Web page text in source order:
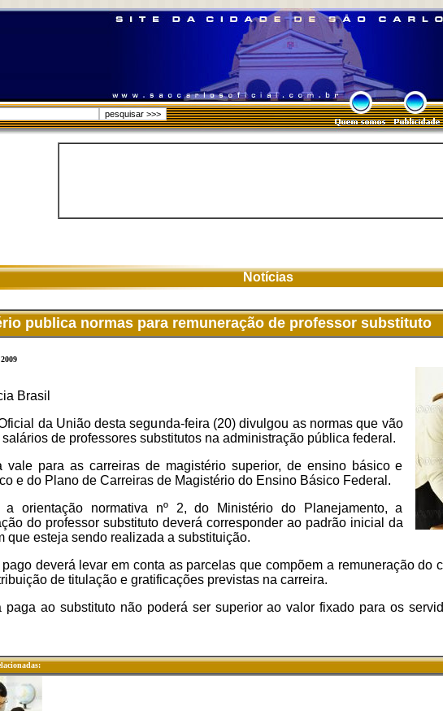
Notícias
publica normas para remuneração de professor substituto
Brasil
da União desta segunda-feira (20) divulgou as normas que vão
de professores substitutos na administração pública federal.
vale para as carreiras de magistério superior, de ensino básico e
e do Plano de Carreiras de Magistério do Ensino Básico Federal.
a orientação normativa nº 2, do Ministério do Planejamento, a
do professor substituto deverá corresponder ao padrão inicial da
que esteja sendo realizada a substituição.
deverá levar em conta as parcelas que compõem a remuneração do
de titulação e gratificações previstas na carreira.
paga ao substituto não poderá ser superior ao valor fixado para os